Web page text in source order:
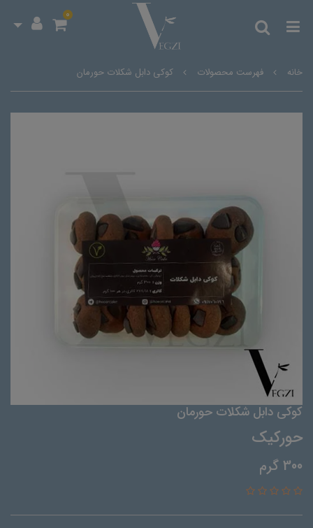
0
خانه فهرست محصولات کوکی دابل شکلات حورمان
کوکی دابل شکلات حورمان
حورکیک
300 گرم